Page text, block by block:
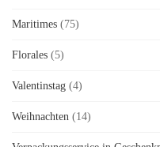
Maritimes (75)
Florales (5)
Valentinstag (4)
Weihnachten (14)